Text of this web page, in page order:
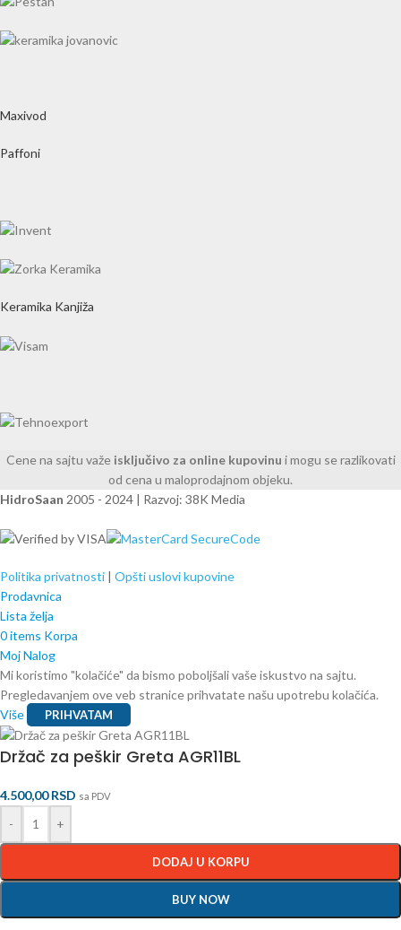
Maxivod
Paffoni
Keramika Kanjiža
Cene na sajtu važe isključivo za online kupovinu i mogu se razlikovati
od cena u maloprodajnom objeku.
HidroSaan 2005 - 2024 | Razvoj: 38K Media
Politika privatnosti | Opšti uslovi kupovine
Prodavnica
Lista želja
0items Korpa
Moj Nalog
Mi koristimo "kolačiće" da bismo poboljšali vaše iskustvo na sajtu.
Pregledavanjem ove veb stranice prihvatate našu upotrebu kolačića.
Više
PRIHVATAM
Držač za peškir Greta AGR11BL
4.500,00RSD sa PDV
- +
DODAJ U KORPU
BUY NOW